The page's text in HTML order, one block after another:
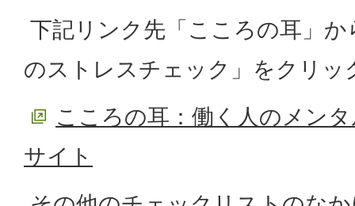
下記リンク先「こころの耳」
のストレスチェック」をクリッ
こころの耳：働く人のメン
サイト